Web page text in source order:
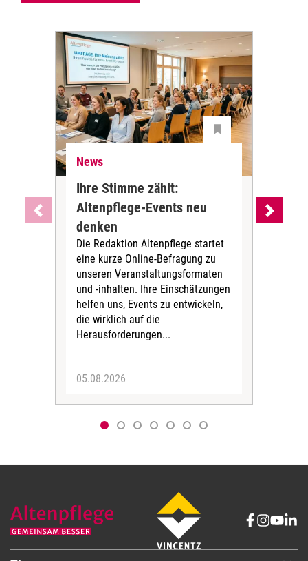
News
Ihre Stimme zählt:
Altenpflege-Events neu
denken
Die Redaktion Altenpflege startet
eine kurze Online-Befragung zu
unseren Veranstaltungsformaten
und -inhalten. Ihre Einschätzungen
helfen uns, Events zu entwickeln,
die wirklich auf die
Herausforderungen...
05.08.2026